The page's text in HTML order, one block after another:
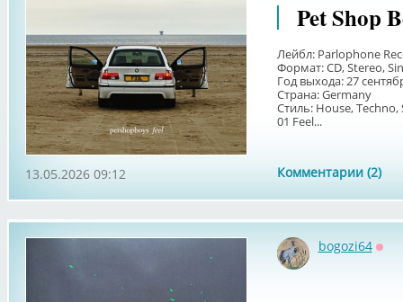
Pet Shop
Лейбл: Раrlорhоnе
Формат: CD, Stereo,
Год выхода: 27
Страна: Germany
Стиль: House,
01 Feel...
Комментарии (2)
13.05.2026 09:12
bogozi64